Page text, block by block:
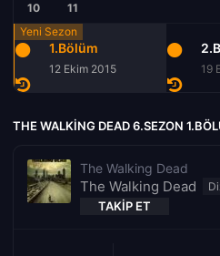
10 11
1.Bölüm
12 Ekim 2015 19
THE WALKING DEAD 6.SEZON
The Walking Dead
The Walking Dead
TAKIP ET